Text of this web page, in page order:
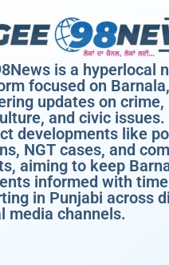
is a hyperlocal
focused on
updates on
and civic
developments like
NGT cases, and
aiming to keep
informed with
in Punjabi across
media channels.